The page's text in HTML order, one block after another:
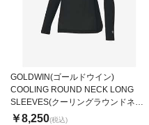
GOLDWIN(ゴールドウイン)
COOLING ROUND NECK LONG
SLEEVES(クーリングラウンドネッ
クロングスリーブ)
￥8,250(税込)